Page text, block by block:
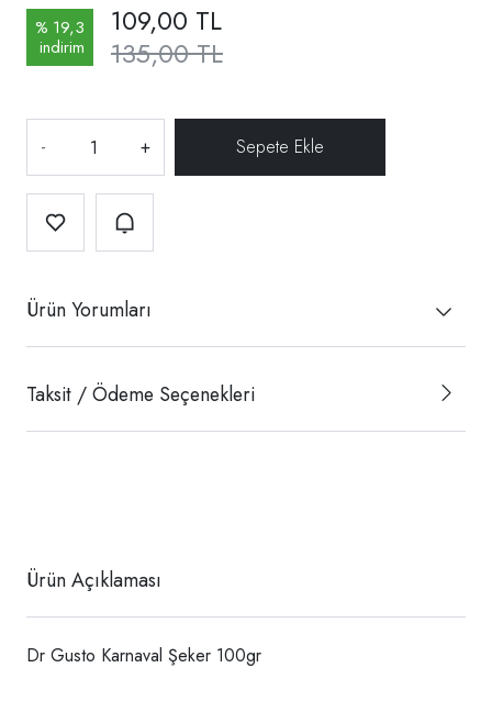
% 19,3
indirim
135,00 TL
109,00 TL
- +
Ürün Yorumları
Taksit / Ödeme Seçenekleri
Ürün Açıklaması
Dr Gusto Karnaval Şeker 100gr